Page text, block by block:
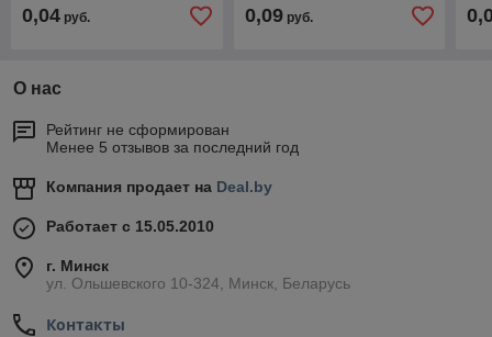
0,04 руб. 0,09руб.
О нас
Рейтинг не сформирован
Менее 5 отзывов за последний год
Компания продает на Deal.by
Работает с 15.05.2010
г. Минск
ул. Ольшевского 10-324, Минск, Беларусь
Контакты